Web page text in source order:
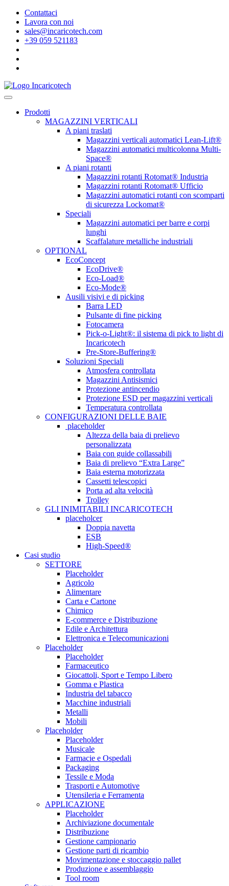
Contattaci
Lavora con noi
sales@incaricotech.com
+39 059 521183
Prodotti
MAGAZZINI VERTICALI
A piani traslati
Magazzini verticali automatici Lean-Lift®
Magazzini automatici multicolonna Multi-
Space®
A piani rotanti
Magazzini rotanti Rotomat® Industria
Magazzini rotanti Rotomat® Ufficio
Magazzini automatici rotanti con scomparti
di sicurezza Lockomat®
Speciali
Magazzini automatici per barre e corpi
lunghi
Scaffalature metalliche industriali
OPTIONAL
EcoConcept
EcoDrive®
Eco-Load®
Eco-Mode®
Ausili visivi e di picking
Barra LED
Pulsante di fine picking
Fotocamera
Pick-o-Light®: il sistema di pick to light di
Incaricotech
Pre-Store-Buffering®
Soluzioni Speciali
Atmosfera controllata
Magazzini Antisismici
Protezione antincendio
Protezione ESD per magazzini verticali
Temperatura controllata
CONFIGURAZIONI DELLE BAIE
placeholder
Altezza della baia di prelievo
personalizzata
Baia con guide collassabili
Baia di prelievo “Extra Large”
Baia esterna motorizzata
Cassetti telescopici
Porta ad alta velocità
Trolley
GLI INIMITABILI INCARICOTECH
placeholcer
Doppia navetta
ESB
High-Speed®
Casi studio
SETTORE
Placeholder
Agricolo
Alimentare
Carta e Cartone
Chimico
E-commerce e Distribuzione
Edile e Architettura
Elettronica e Telecomunicazioni
Placeholder
Placeholder
Farmaceutico
Giocattoli, Sport e Tempo Libero
Gomma e Plastica
Industria del tabacco
Macchine industriali
Metalli
Mobili
Placeholder
Placeholder
Musicale
Farmacie e Ospedali
Packaging
Tessile e Moda
Trasporti e Automotive
Utensileria e Ferramenta
APPLICAZIONE
Placeholder
Archiviazione documentale
Distribuzione
Gestione campionario
Gestione parti di ricambio
Movimentazione e stoccaggio pallet
Produzione e assemblaggio
Tool room